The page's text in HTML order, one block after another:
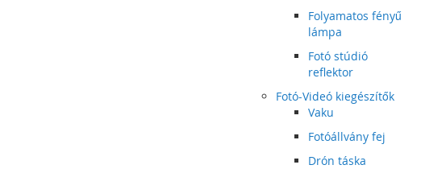
Folyamatos fényű
lámpa
Fotó stúdió
reflektor
Fotó-Videó kiegészítők
Vaku
Fotóállvány fej
Drón táska